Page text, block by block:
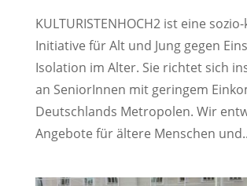
KULTURISTENHOCH2 ist eine
Initiative für Alt und Jung gegen
Isolation im Alter. Sie richtet sich
an SeniorInnen mit geringem
Deutschlands Metropolen. Wir
Angebote für ältere Menschen